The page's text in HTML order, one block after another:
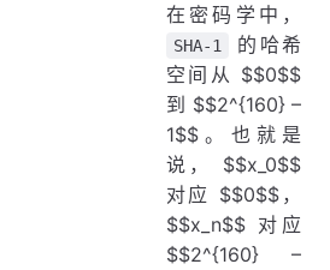
在密码学中，
SHA-1
的哈希
空间从 $$0$$
到 $$2^{160} –
1$$。也就是
说， $$x_0$$
对应 $$0$$，
$$x_n$$ 对应
$$2^{160} –